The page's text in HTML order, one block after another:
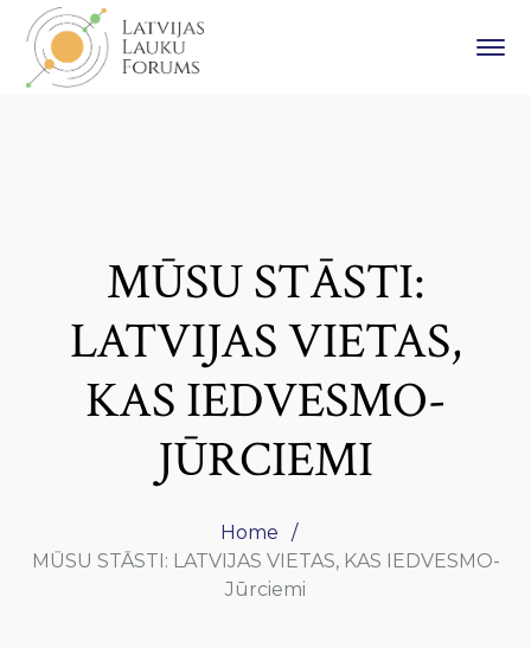
MŪSU STĀSTI:
LATVIJAS VIETAS,
KAS IEDVESMO-
JŪRCIEMI
Home
MŪSU STĀSTI: LATVIJAS VIETAS, KAS IEDVESMO-
Jūrciemi